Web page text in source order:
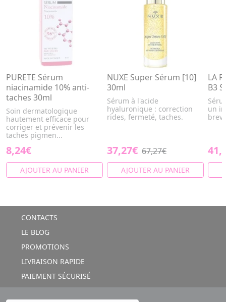
PURETE Sérum
niacinamide 10% anti-
taches 30ml
Soin dermatologique
hautement efficace pour
corriger et prévenir les
taches pigmen...
8,24€
AJOUTER AU PANIER
NUXE Super Sérum [10]
30ml
Sérum à l'acide
hyaluronique : correction
rides, fermeté, taches.
37,27€ 67,27€
AJOUTER AU PANIER
LA
B3
un
CONTACTS
LE BLOG
PROMOTIONS
LIVRAISON RAPIDE
PAIEMENT SÉCURISÉ